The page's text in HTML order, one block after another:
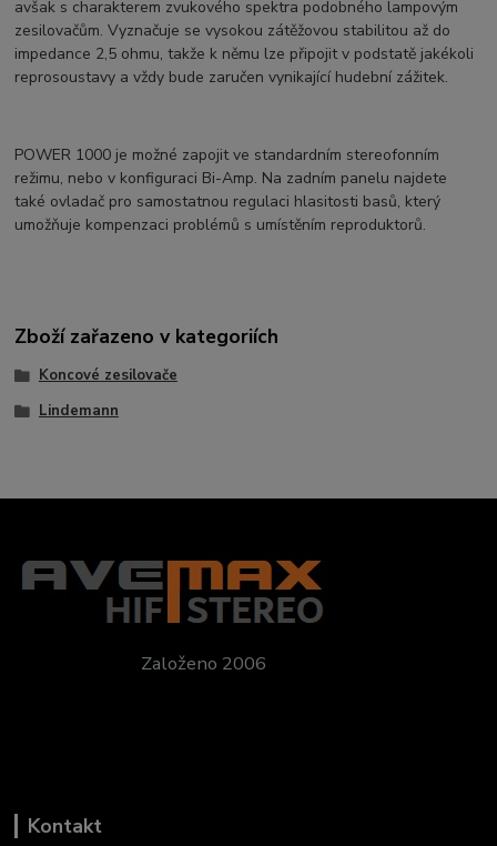
avšak s charakterem zvukového spektra podobného lampovým
zesilovačům. Vyznačuje se vysokou zátěžovou stabilitou až do
impedance 2,5 ohmu, takže k němu lze připojit v podstatě jakékoli
reprosoustavy a vždy bude zaručen vynikající hudební zážitek.
POWER 1000 je možné zapojit ve standardním stereofonním
režimu, nebo v konfiguraci Bi-Amp. Na zadním panelu najdete
také ovladač pro samostatnou regulaci hlasitosti basů, který
umožňuje kompenzaci problémů s umístěním reproduktorů.
Zboží zařazeno v kategoriích
Koncové zesilovače
Lindemann
Založeno 2006
Kontakt